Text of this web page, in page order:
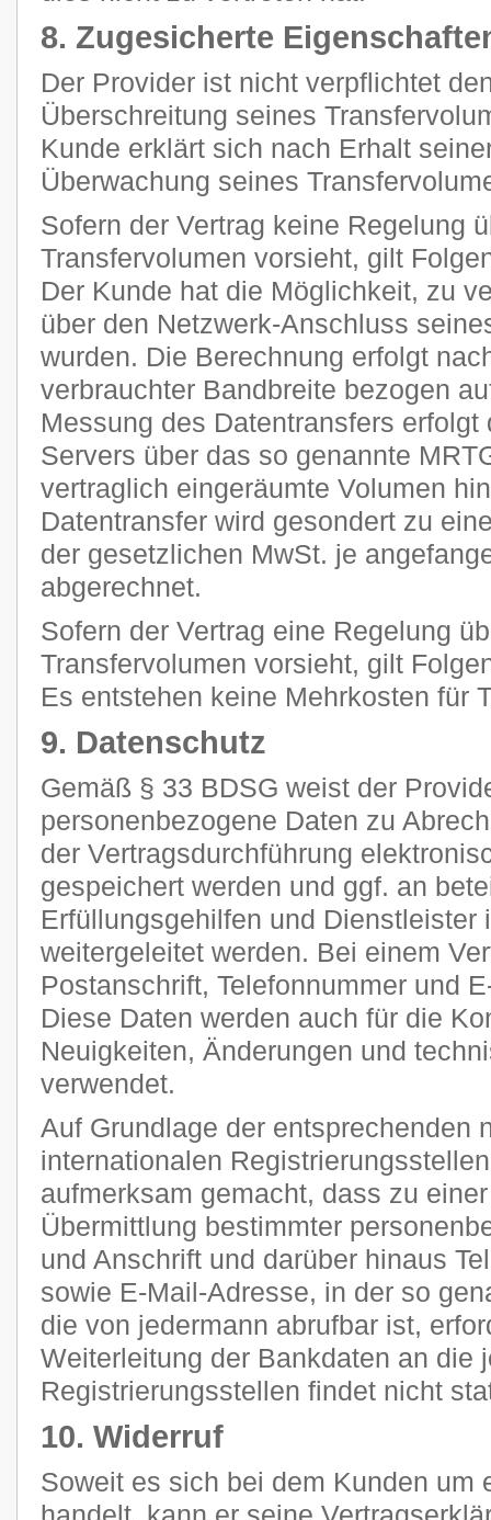
8. Zugesicherte
Der Provider ist nicht verpflichtet
Überschreitung seines
Kunde erklärt sich nach Erhalt
Überwachung seines
Sofern der Vertrag keine Regelung
Transfervolumen vorsieht, gilt
Der Kunde hat die Möglichkeit, zu
über den Netzwerk-Anschluss
wurden. Die Berechnung erfolgt
verbrauchter Bandbreite bezogen
Messung des Datentransfers
Servers über das so genannte
vertraglich eingeräumte Volumen
Datentransfer wird gesondert zu
der gesetzlichen MwSt. je
abgerechnet.
Sofern der Vertrag eine Regelung
Transfervolumen vorsieht, gilt
Es entstehen keine Mehrkosten für
9. Datenschutz
Gemäß § 33 BDSG weist der
personenbezogene Daten zu
der Vertragsdurchführung
gespeichert werden und ggf. an
Erfüllungsgehilfen und Dienstleister
weitergeleitet werden. Bei einem
Postanschrift, Telefonnummer und
Diese Daten werden auch für die
Neuigkeiten, Änderungen und
verwendet.
Auf Grundlage der entsprechenden
internationalen
aufmerksam gemacht, dass zu
Übermittlung bestimmter
und Anschrift und darüber hinaus
sowie E-Mail-Adresse, in der so
die von jedermann abrufbar ist,
Weiterleitung der Bankdaten an die
Registrierungsstellen findet nicht
10. Widerruf
Soweit es sich bei dem Kunden um